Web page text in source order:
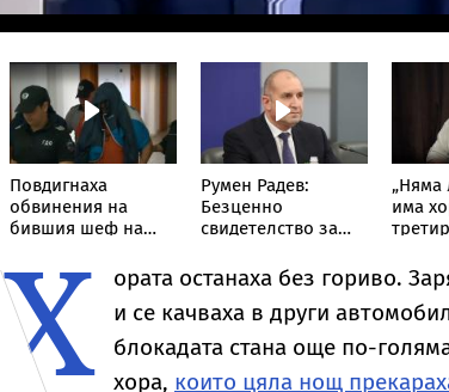
Повдигнаха
обвинения на
бившия шеф на
Румен Радев:
Безценно
свидетелство за
македонските
българи
„Няма
има
Х
ората останаха без гориво.
и се качваха в други
блокадата стана още по-
хора, които цяла нощ